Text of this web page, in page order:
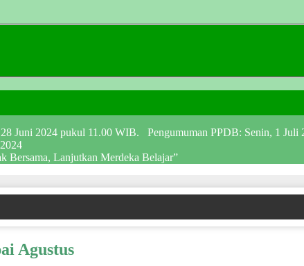
Juni 2024 pukul 11.00 WIB. Pengumuman PPDB: Senin, 1 Juli
Bersama, Lanjutkan Merdeka Belajar”
Agustus